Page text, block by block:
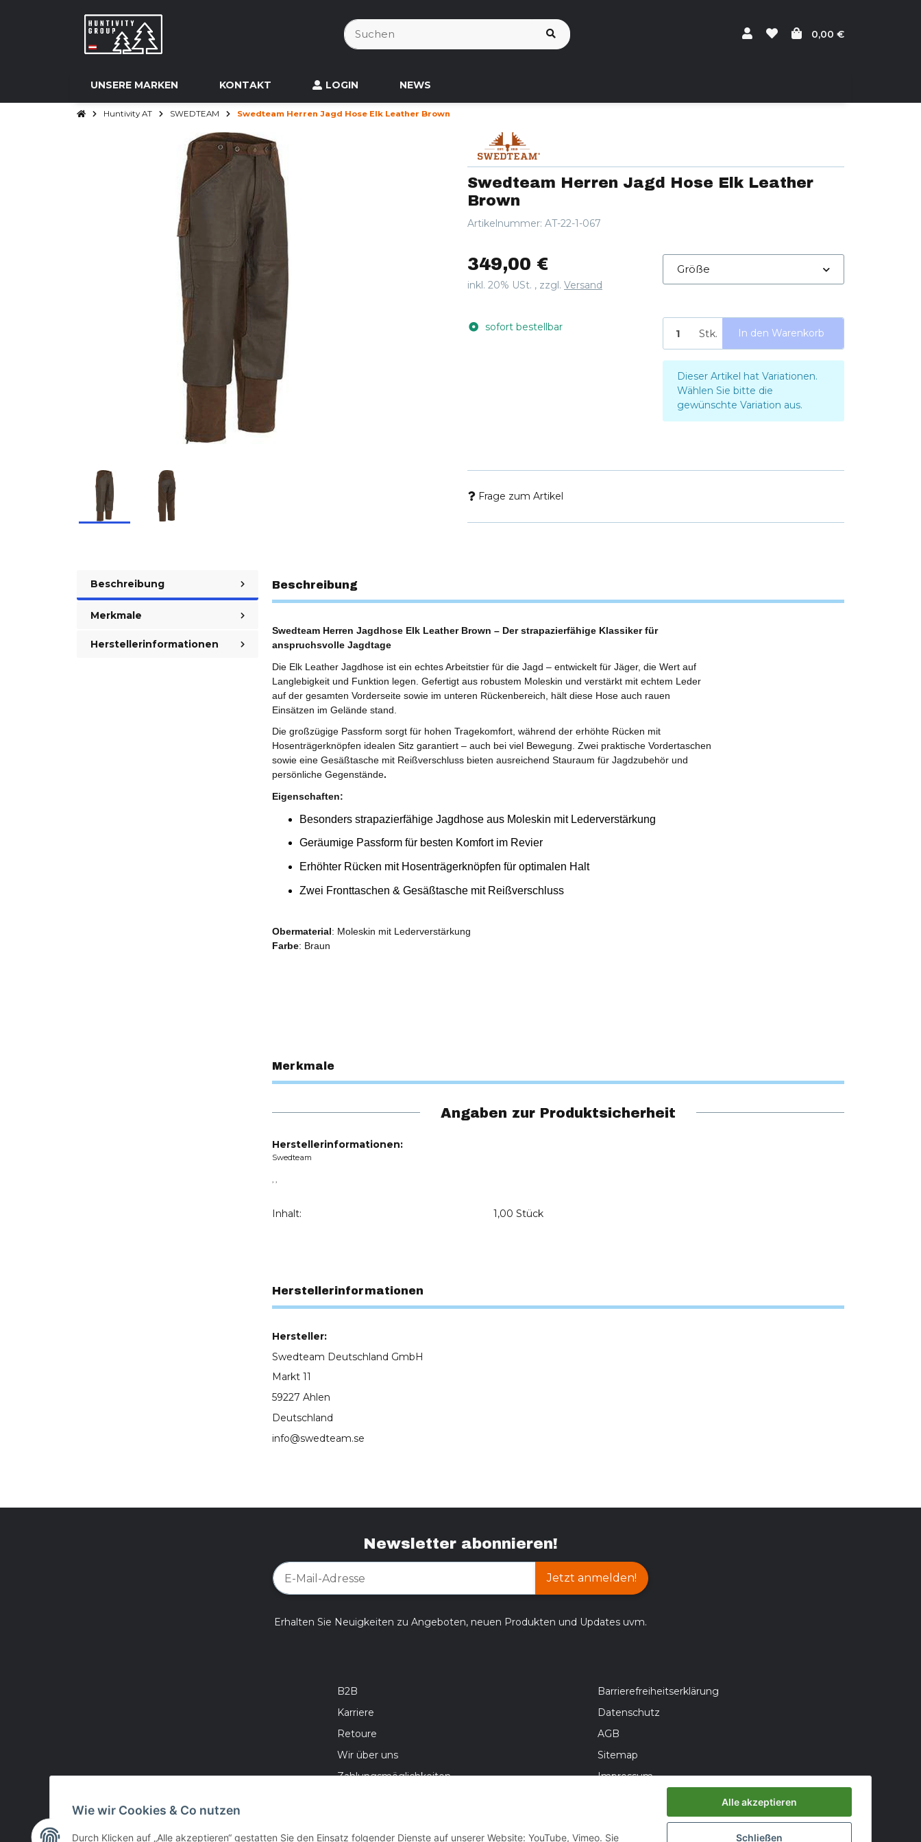
0,00 €
UNSERE MARKEN KONTAKT LOGIN NEWS
Huntivity AT SWEDTEAM Swedteam Herren Jagd Hose Elk Leather Brown
Swedteam Herren Jagd Hose Elk Leather
Brown
Artikelnummer: AT-22-1-067
349,00 €
inkl. 20% USt. , zzgl. Versand
sofort bestellbar
Größe
Stk. In den Warenkorb
xDieser Artikel hat Variationen.
Wählen Sie bitte die
gewünschte Variation aus.
Frage zum Artikel
Beschreibung
Merkmale
Herstellerinformationen
Beschreibung
Swedteam Herren Jagdhose Elk Leather Brown – Der strapazierfähige Klassiker für
anspruchsvolle Jagdtage
Die Elk Leather Jagdhose ist ein echtes Arbeitstier für die Jagd – entwickelt für Jäger, die Wert auf
Langlebigkeit und Funktion legen. Gefertigt aus robustem Moleskin und verstärkt mit echtem Leder
auf der gesamten Vorderseite sowie im unteren Rückenbereich, hält diese Hose auch rauen
Einsätzen im Gelände stand.
Die großzügige Passform sorgt für hohen Tragekomfort, während der erhöhte Rücken mit
Hosenträgerknöpfen idealen Sitz garantiert – auch bei viel Bewegung. Zwei praktische Vordertaschen
sowie eine Gesäßtasche mit Reißverschluss bieten ausreichend Stauraum für Jagdzubehör und
persönliche Gegenstände.
Eigenschaften:
Besonders strapazierfähige Jagdhose aus Moleskin mit Lederverstärkung
Geräumige Passform für besten Komfort im Revier
Erhöhter Rücken mit Hosenträgerknöpfen für optimalen Halt
Zwei Fronttaschen & Gesäßtasche mit Reißverschluss
Obermaterial: Moleskin mit Lederverstärkung
Farbe: Braun
Merkmale
Angaben zur Produktsicherheit
Herstellerinformationen:
Swedteam
, ,
Inhalt: 1,00 Stück
Herstellerinformationen
Hersteller:
Swedteam Deutschland GmbH
Markt 11
59227 Ahlen
Deutschland
info@swedteam.se
Newsletter abonnieren!
Jetzt anmelden!
Erhalten Sie Neuigkeiten zu Angeboten, neuen Produkten und Updates uvm.
B2B
Karriere
Retoure
Wir über uns
Zahlungsmöglichkeiten
Barrierefreiheitserklärung
Datenschutz
AGB
Sitemap
Impressum
Widerrufsrecht
Wie wir Cookies & Co nutzen
Durch Klicken auf „Alle akzeptieren“ gestatten Sie den Einsatz folgender Dienste auf unserer Website: YouTube, Vimeo. Sie
Alle akzeptieren
Schließen